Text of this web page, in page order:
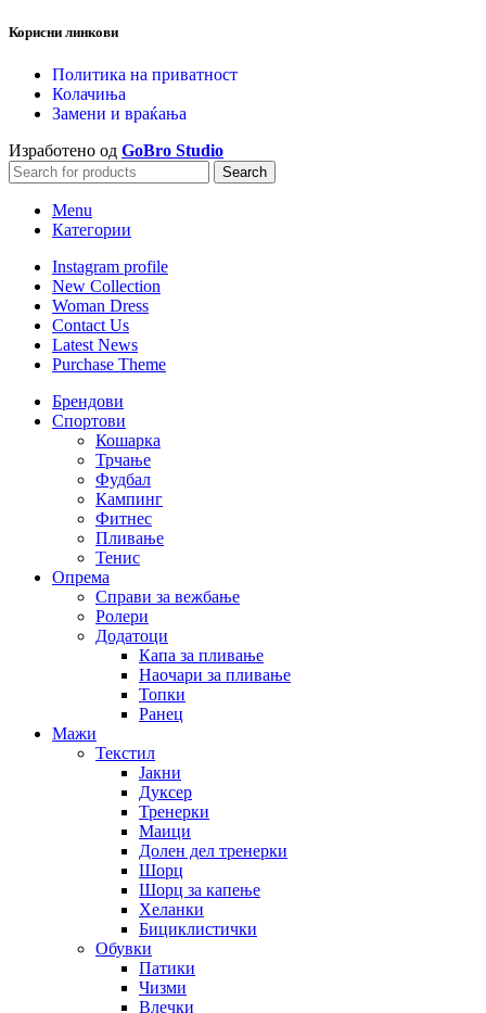
Корисни линкови
Политика на приватност
Колачиња
Замени и враќања
Изработено од GoBro Studio
Search
Menu
Категории
Instagram profile
New Collection
Woman Dress
Contact Us
Latest News
Purchase Theme
Брендови
Спортови
Кошарка
Трчање
Фудбал
Кампинг
Фитнес
Пливање
Тенис
Опрема
Справи за вежбање
Ролери
Додатоци
Капа за пливање
Наочари за пливање
Топки
Ранец
Мажи
Текстил
Јакни
Дуксер
Тренерки
Маици
Долен дел тренерки
Шорц
Шорц за капење
Хеланки
Бициклистички
Обувки
Патики
Чизми
Влечки